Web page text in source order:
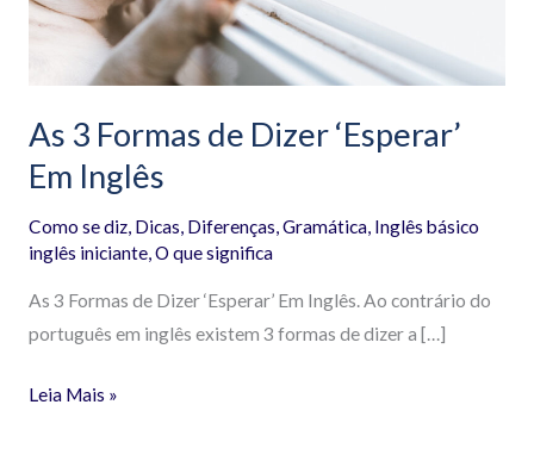
As 3 Formas de Dizer ‘Esperar’
Em Inglês
Como se diz, Dicas Diferenças Gramática, Inglês básico
inglês iniciante, O que significa
As 3 Formas de Dizer ‘Esperar’ Em Inglês. Ao contrário do
português em inglês existem 3 formas de dizer a […]
Leia Mais »